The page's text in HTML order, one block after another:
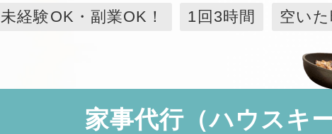
未経験OK・副業OK！ 1回3時間 空いた
家事代行（ハウスキ